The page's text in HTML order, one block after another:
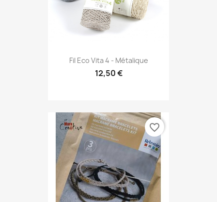
Fil Eco Vita 4 - Métalique
12,50 €
favorite_border